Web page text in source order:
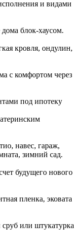
и видами
блок-хаусом.
кровля, ондулин,
с комфортом через
под ипотеку
навес, гараж,
зимний сад.
будущего нового
пленка, эковата
или штукатурка